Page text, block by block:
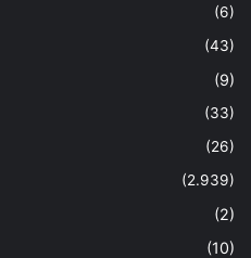
(6)
(43)
(9)
(33)
(26)
(2.939)
(2)
(10)